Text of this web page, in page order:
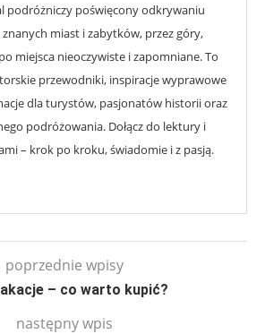
podróżniczy poświęcony odkrywaniu
znanych miast i zabytków, przez góry,
miejsca nieoczywiste i zapomniane. To
przewodniki, inspiracje wyprawowe
dla turystów, pasjonatów historii oraz
podróżowania. Dołącz do lektury i
– krok po kroku, świadomie i z pasją.
poprzednie wpisy
– co warto kupić?
następny wpis